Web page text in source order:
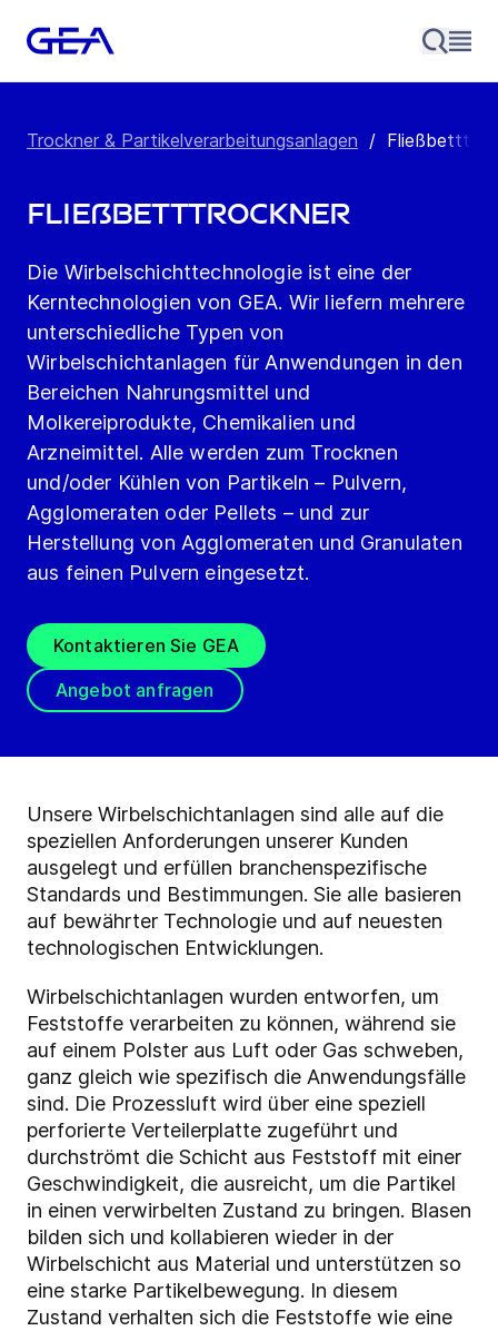
Trockner & Partikelverarbeitungsanlagen /
Fließbetttrockner
Die Wirbelschichttechnologie ist eine der
Kerntechnologien von GEA. Wir liefern mehrere
unterschiedliche Typen von
Wirbelschichtanlagen für Anwendungen in den
Bereichen Nahrungsmittel und
Molkereiprodukte, Chemikalien und
Arzneimittel. Alle werden zum Trocknen
und/oder Kühlen von Partikeln – Pulvern,
Agglomeraten oder Pellets – und zur
Herstellung von Agglomeraten und Granulaten
aus feinen Pulvern eingesetzt.
Kontaktieren Sie GEA
Angebot anfragen
Unsere Wirbelschichtanlagen sind alle auf die
speziellen Anforderungen unserer Kunden
ausgelegt und erfüllen branchenspezifische
Standards und Bestimmungen. Sie alle basieren
auf bewährter Technologie und auf neuesten
technologischen Entwicklungen.
Wirbelschichtanlagen wurden entworfen, um
Feststoffe verarbeiten zu können, während sie
auf einem Polster aus Luft oder Gas schweben,
ganz gleich wie spezifisch die Anwendungsfälle
sind. Die Prozessluft wird über eine speziell
perforierte Verteilerplatte zugeführt und
durchströmt die Schicht aus Feststoff mit einer
Geschwindigkeit, die ausreicht, um die Partikel
in einen verwirbelten Zustand zu bringen. Blasen
bilden sich und kollabieren wieder in der
Wirbelschicht aus Material und unterstützen so
eine starke Partikelbewegung. In diesem
Zustand verhalten sich die Feststoffe wie eine